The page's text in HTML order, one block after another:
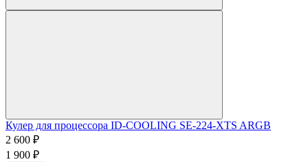
Кулер для процессора ID-COOLING SE-224-XTS ARGB
2 600 ₽
1 900 ₽